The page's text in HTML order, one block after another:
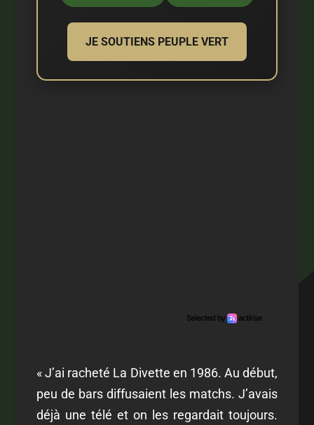
JE SOUTIENS PEUPLE VERT
« J’ai racheté La Divette en 1986. Au début,
peu de bars diffusaient les matchs. J’avais
déjà une télé et on les regardait toujours.